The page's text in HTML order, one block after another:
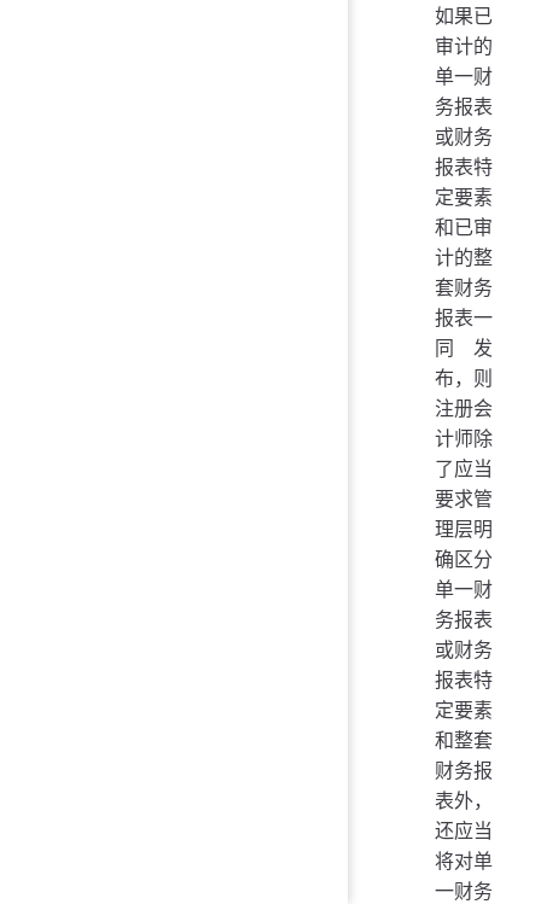
如果已
审计的
单一财
务报表
或财务
报表特
定要素
和已审
计的整
套财务
报表一
同发
布，则
注册会
计师除
了应当
要求管
理层明
确区分
单一财
务报表
或财务
报表特
定要素
和整套
财务报
表外，
还应当
将对单
一财务